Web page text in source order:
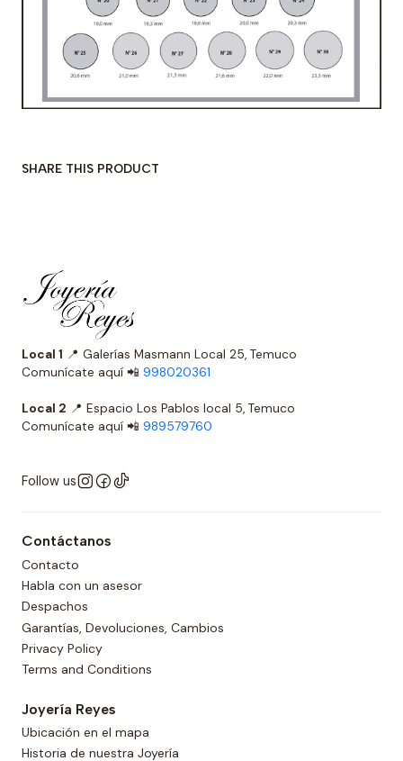
SHARE THIS PRODUCT
Local 1 📍 Galerías Masmann Local 25, Temuco
Comunícate aquí 📲 998020361
Local 2 📍 Espacio Los Pablos local 5, Temuco
Comunícate aquí 📲 989579760
Follow us
Contáctanos
Contacto
Habla con un asesor
Despachos
Garantías, Devoluciones, Cambios
Privacy Policy
Terms and Conditions
Joyería Reyes
Ubicación en el mapa
Historia de nuestra Joyería